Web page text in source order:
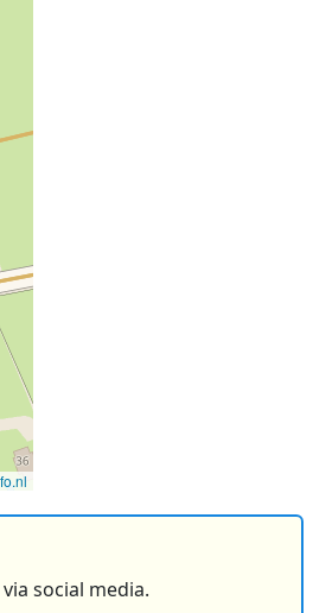
social media.